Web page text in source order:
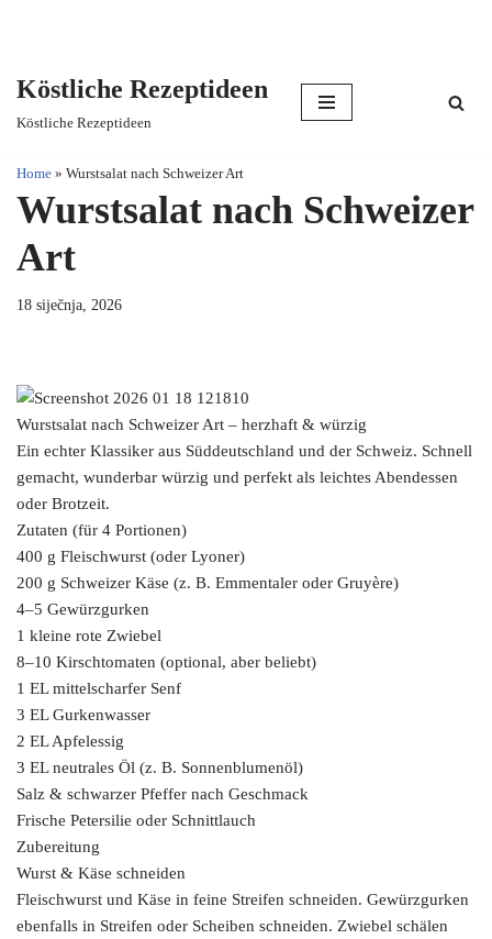
content
Köstliche Rezeptideen
Köstliche Rezeptideen
Home » Wurstsalat nach Schweizer Art
Wurstsalat nach Schweizer
Art
18 siječnja, 2026
Wurstsalat nach Schweizer Art – herzhaft & würzig
Ein echter Klassiker aus Süddeutschland und der Schweiz. Schnell
gemacht, wunderbar würzig und perfekt als leichtes Abendessen
oder Brotzeit.
Zutaten (für 4 Portionen)
400 g Fleischwurst (oder Lyoner)
200 g Schweizer Käse (z. B. Emmentaler oder Gruyère)
4–5 Gewürzgurken
1 kleine rote Zwiebel
8–10 Kirschtomaten (optional, aber beliebt)
1 EL mittelscharfer Senf
3 EL Gurkenwasser
2 EL Apfelessig
3 EL neutrales Öl (z. B. Sonnenblumenöl)
Salz & schwarzer Pfeffer nach Geschmack
Frische Petersilie oder Schnittlauch
Zubereitung
Wurst & Käse schneiden
Fleischwurst und Käse in feine Streifen schneiden. Gewürzgurken
ebenfalls in Streifen oder Scheiben schneiden. Zwiebel schälen